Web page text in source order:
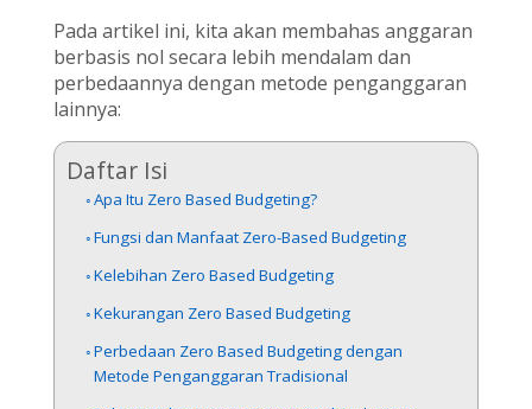
Pada artikel ini, kita akan membahas anggaran
berbasis nol secara lebih mendalam dan
perbedaannya dengan metode penganggaran
lainnya:
Daftar Isi
Apa Itu Zero Based Budgeting?
Fungsi dan Manfaat Zero-Based Budgeting
Kelebihan Zero Based Budgeting
Kekurangan Zero Based Budgeting
Perbedaan Zero Based Budgeting dengan
Metode Penganggaran Tradisional